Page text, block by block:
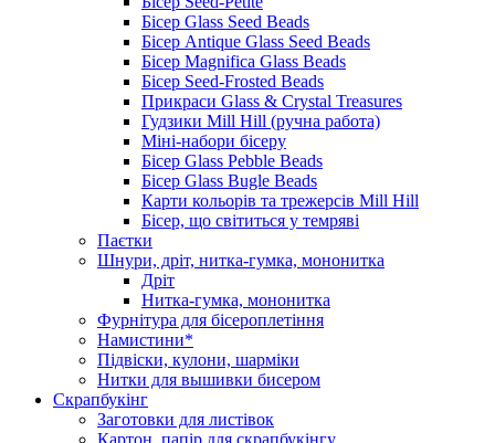
Бісер Glass Seed Beads
Бісер Antique Glass Seed Beads
Бісер Magnifica Glass Beads
Бісер Seed-Frosted Beads
Прикраси Glass & Crystal Treasures
Гудзики Mill Hill (ручна работа)
Міні-набори бісеру
Бісер Glass Pebble Beads
Бісер Glass Bugle Beads
Карти кольорів та трежерсів Mill Hill
Бісер, що світиться у темряві
Паєтки
Шнури, дріт, нитка-гумка, мононитка
Дріт
Нитка-гумка, мононитка
Фурнітура для бісероплетіння
Намистини*
Підвіски, кулони, шарміки
Нитки для вышивки бисером
Скрапбукінг
Заготовки для листівок
Картон, папір для скрапбукінгу